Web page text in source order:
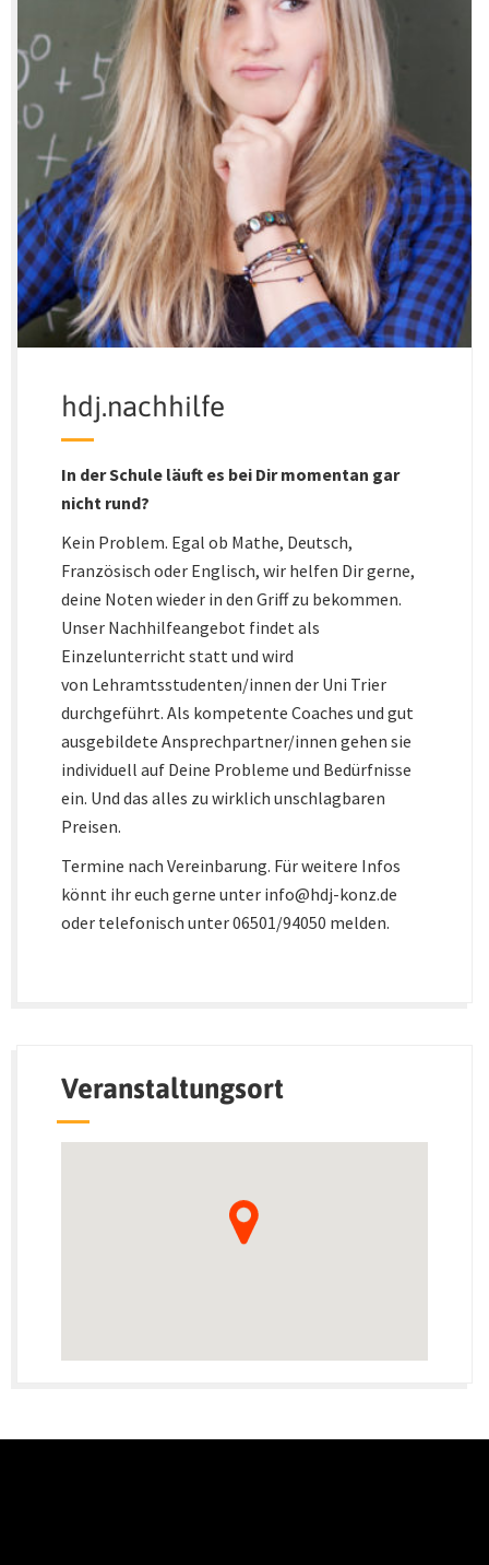
hdj.nachhilfe
In der Schule läuft es bei Dir momentan gar
nicht rund?
Kein Problem. Egal ob Mathe, Deutsch,
Französisch oder Englisch, wir helfen Dir gerne,
deine Noten wieder in den Griff zu bekommen.
Unser Nachhilfeangebot findet als
Einzelunterricht statt und wird
von Lehramtsstudenten/innen der Uni Trier
durchgeführt. Als kompetente Coaches und gut
ausgebildete Ansprechpartner/innen gehen sie
individuell auf Deine Probleme und Bedürfnisse
ein. Und das alles zu wirklich unschlagbaren
Preisen.
Termine nach Vereinbarung. Für weitere Infos
könnt ihr euch gerne unter info@hdj-konz.de
oder telefonisch unter 06501/94050 melden.
Veranstaltungsort